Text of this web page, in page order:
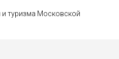
и туризма Московской